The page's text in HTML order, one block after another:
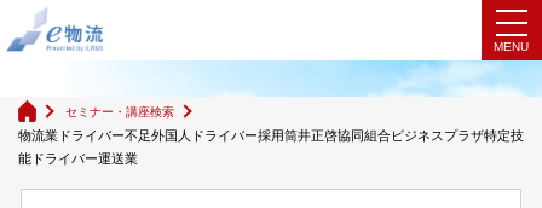
検索結果
セミナー・講座検索
物流業ドライバー不足外国人ドライバー採用筒井正啓協同組合ビジネスプラザ特定技
能ドライバー運送業